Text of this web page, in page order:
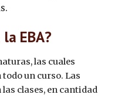
EBA?
las cuales
un curso. Las
clases, en cantidad